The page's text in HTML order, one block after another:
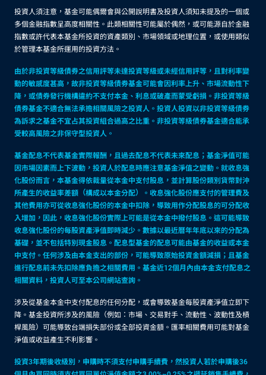
投資人須注意，基金可能偶爾會與公開說明書及投資人須知未提及的一個或
多個金融指數呈高度相關性。此類相關性可能屬於偶然，或可能源自於金融
指數或許代表本基金所投資的資產類別、市場領域或地理位置，或使用類似
於管理本基金所運用的投資方法。
由於非投資等級債券之信用評等未達投資等級或未經信用評等，且對利率變
動的敏感度甚高，故非投資等級債券基金可能會因利率上升、市場流動性下
降，或債券發行機構違約不支付本金、利息或破產而蒙受虧損。非投資等級
債券基金不適合無法承擔相關風險之投資人。投資人投資以非投資等級債券
為訴求之基金不宜占其投資組合過高之比重。非投資等級債券基金適合能承
受較高風險之非保守型投資人。
基金配息不代表基金實際報酬，且過去配息不代表未來配息；基金淨值可能
因市場因素而上下波動，投資人於配息時應注意基金淨值之變動。就收息強
化股份而言，本基金得依裁量從本金中支付股息，並計算股份類別貨幣對沖
所產生的收益率差額（構成以本金分配）。收息強化股份應支付的管理費及
其他費用亦可從收息強化股份的本金中扣除，導致用作分配股息的可分配收
入增加，因此，收息強化股份實際上可能是從本金中撥付股息。這可能導致
收息強化股份的每股資產淨值即時減少。數據以最近曆年年底以來的分配為
基礎，並不包括特別現金股息。配息型基金的配息可能由基金的收益或本金
中支付。任何涉及由本金支出的部份，可能導致原始投資金額減損；且基金
進行配息前未先扣除應負擔之相關費用。基金近12個月內由本金支付配息之
相關資料，投資人可至本公司網站查詢。
涉及從基金本金中支付配息的任何分配，或會導致基金每股資產淨值立即下
降。基金投資所涉及的風險（例如：市場、交易對手、流動性、波動性及槓
桿風險）可能導致台端損失部份或全部投資金額。匯率相關費用可能對基金
淨值或收益產生不利影響。
投資3年期後收級別，申購時不須支付申購手續費，然投資人若於申購後36